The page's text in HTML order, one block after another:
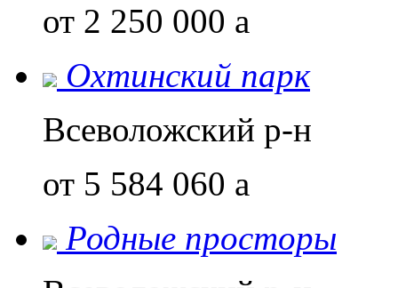
от 2 250 000 a
Охтинский парк
Всеволожский р-н
от 5 584 060 a
Родные просторы